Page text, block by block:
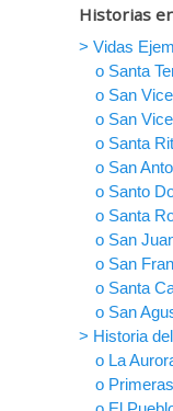
Historias
> Vidas
o Santa
o San
o San
o Santa
o San
o Santo
o Santa
o San
o San
o Santa
o San
> Historia
o La
o